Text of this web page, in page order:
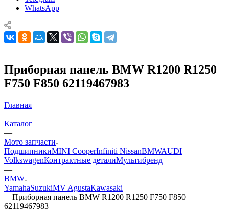
WhatsApp
Приборная панель BMW R1200 R1250
F750 F850 62119467983
Главная
—
Каталог
—
Мото запчасти
ПодшипникиMINI CooperInfiniti NissanBMWAUDI
VolkswagenКонтрактные деталиМультибренд
—
BMW
YamahaSuzukiMV AgustaKawasaki
—Приборная панель BMW R1200 R1250 F750 F850
62119467983